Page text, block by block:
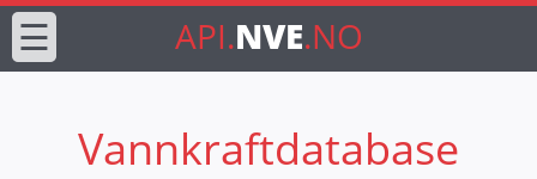
API.NVE.NO
☰
Vannkraftdatabase